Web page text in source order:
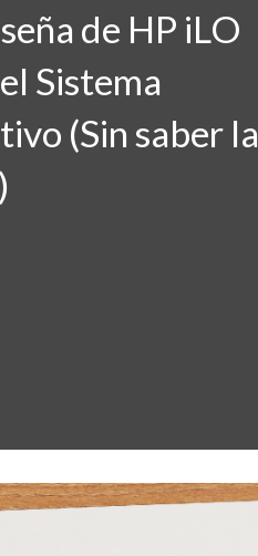
de HP iLO
Sistema
(Sin saber la